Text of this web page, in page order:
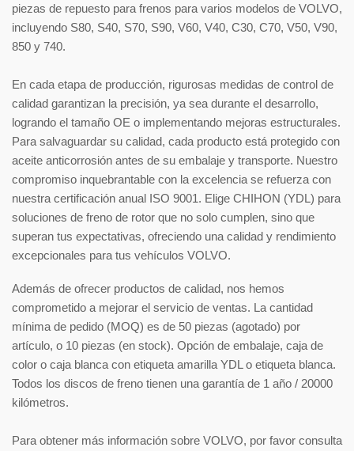
piezas de repuesto para frenos para varios modelos de VOLVO,
incluyendo S80, S40, S70, S90, V60, V40, C30, C70, V50, V90,
850 y 740.
En cada etapa de producción, rigurosas medidas de control de
calidad garantizan la precisión, ya sea durante el desarrollo,
logrando el tamaño OE o implementando mejoras estructurales.
Para salvaguardar su calidad, cada producto está protegido con
aceite anticorrosión antes de su embalaje y transporte. Nuestro
compromiso inquebrantable con la excelencia se refuerza con
nuestra certificación anual ISO 9001. Elige CHIHON (YDL) para
soluciones de freno de rotor que no solo cumplen, sino que
superan tus expectativas, ofreciendo una calidad y rendimiento
excepcionales para tus vehículos VOLVO.
Además de ofrecer productos de calidad, nos hemos
comprometido a mejorar el servicio de ventas. La cantidad
mínima de pedido (MOQ) es de 50 piezas (agotado) por
artículo, o 10 piezas (en stock). Opción de embalaje, caja de
color o caja blanca con etiqueta amarilla YDL o etiqueta blanca.
Todos los discos de freno tienen una garantía de 1 año / 20000
kilómetros.
Para obtener más información sobre VOLVO, por favor consulta